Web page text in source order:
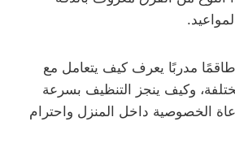
مدربًا يعرف كيف يتعامل مع
وكيف ينجز التنظيف بسرعة
الخصوصية داخل المنزل واحترام